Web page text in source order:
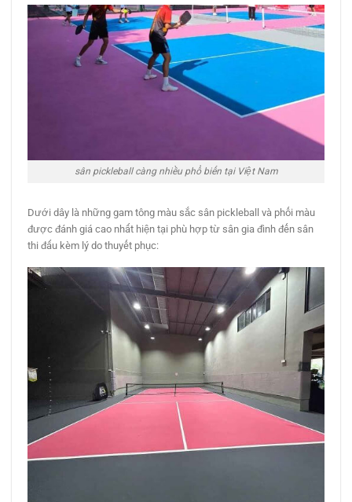
sân pickleball càng nhiều phổ biến tại Việt Nam
Dưới dây là những gam tông màu sắc sân pickleball và phối màu
được đánh giá cao nhất hiện tại phù hợp từ sân gia đình đến sân
thi đấu kèm lý do thuyết phục: